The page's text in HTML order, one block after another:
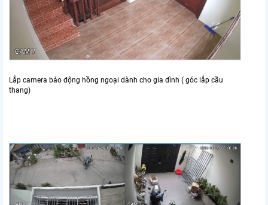
Lắp camera báo động hồng ngoại dành cho gia đình ( góc lắp cầu
thang)